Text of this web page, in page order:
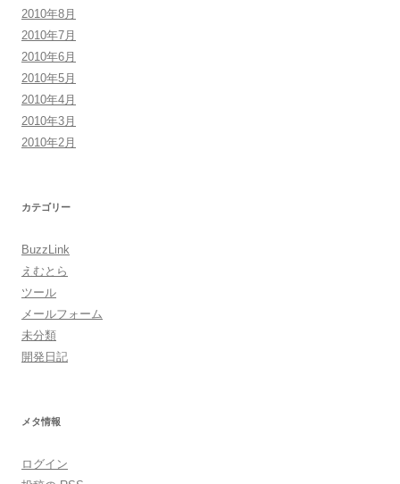
2010年8月
2010年7月
2010年6月
2010年5月
2010年4月
2010年3月
2010年2月
カテゴリー
BuzzLink
えむとら
ツール
メールフォーム
未分類
開発日記
メタ情報
ログイン